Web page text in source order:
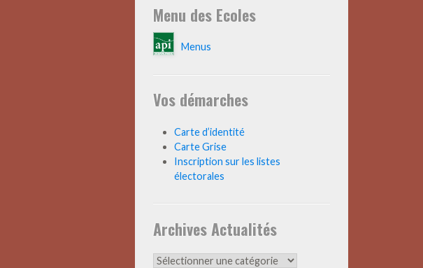
Menu des Ecoles
Menus
Vos démarches
Carte d’identité
Carte Grise
Inscription sur les listes
électorales
Archives Actualités
Archives